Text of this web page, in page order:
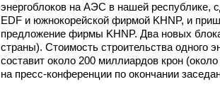
энергоблоков на АЭС в нашей республике,
EDF и южнокорейской фирмой KHNP, и
предложение фирмы KHNP. Два новых
страны). Стоимость строительства одного
составит около 200 миллиардов крон
на пресс-конференции по окончании